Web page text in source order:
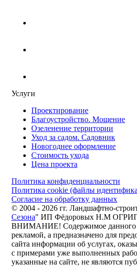
Услуги
Проектирование
Благоустройство. Мощение
Озеленение территории
Уход за садом. Садовник
Новогоднее оформление
Стоимость ухода
Цена проекта
Политика конфиденциальности
Политика cookie (файлы
Согласие на обработку данных
© 2004 - 2026 гг. Ландшафтно-
Сезона" ИП Фёдоровых Н.М ОГРИП
ВНИМАНИЕ! Содержимое данного
рекламой, а предназначено для
сайта информации об услугах,
с примерами уже выполненных
указанные на сайте, не являются